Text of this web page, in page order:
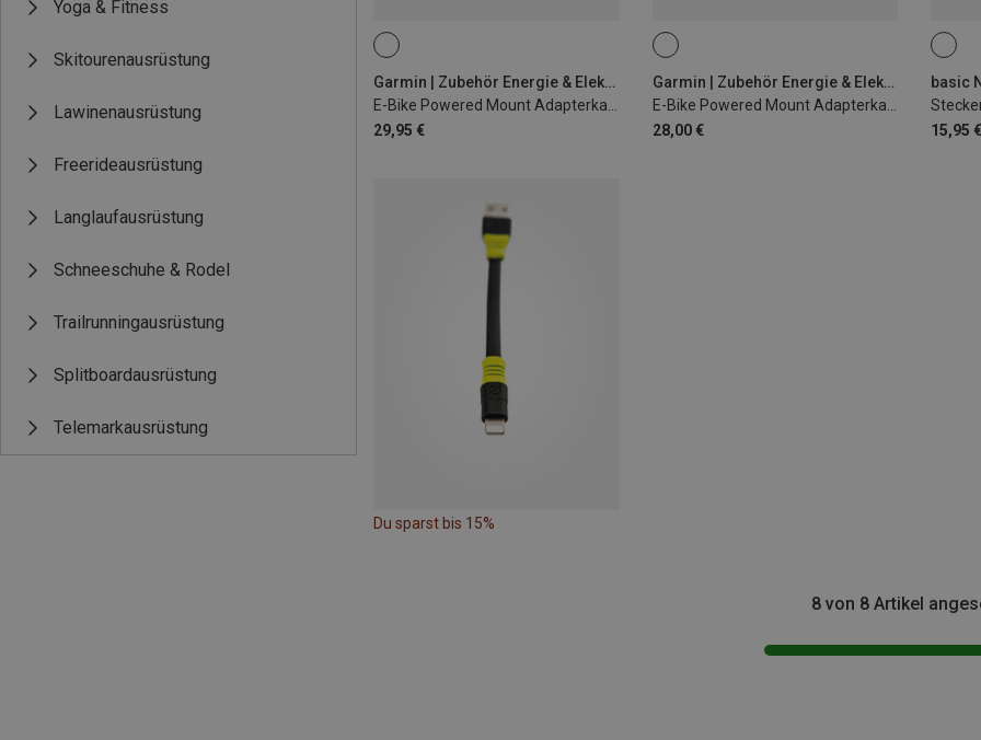
Yoga & Fitness
Skitourenausrüstung
Lawinenausrüstung
Freerideausrüstung
Langlaufausrüstung
Schneeschuhe & Rodel
Trailrunningausrüstung
Splitboardausrüstung
Telemarkausrüstung
Garmin | Zubehör Energie & Elektronik
29,95 €
Garmin | Zubehör Energie & Elektronik
28,00 €
15,95 €
Du sparst bis 15%
8 von 8 Artikel